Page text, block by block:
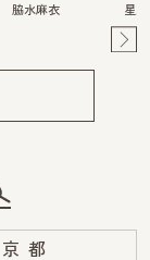
脇水麻衣 星
京都